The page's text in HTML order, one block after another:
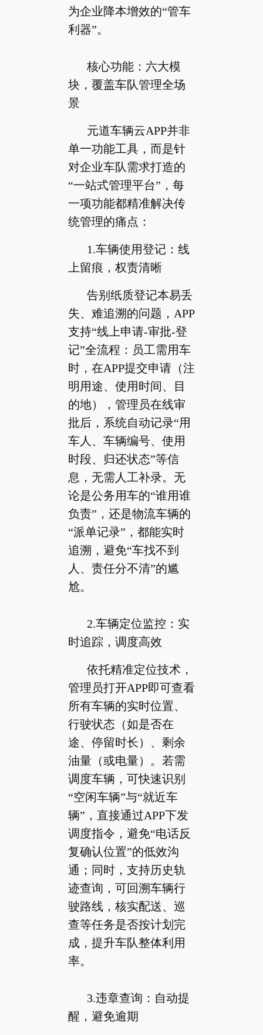
为企业降本增效的“管车
利器”。
核心功能：六大模
块，覆盖车队管理全场
景
元道车辆云APP并非
单一功能工具，而是针
对企业车队需求打造的
“一站式管理平台”，每
一项功能都精准解决传
统管理的痛点：
1.车辆使用登记：线
上留痕，权责清晰
告别纸质登记本易丢
失、难追溯的问题，APP
支持“线上申请-审批-登
记”全流程：员工需用车
时，在APP提交申请（注
明用途、使用时间、目
的地），管理员在线审
批后，系统自动记录“用
车人、车辆编号、使用
时段、归还状态”等信
息，无需人工补录。无
论是公务用车的“谁用谁
负责”，还是物流车辆的
“派单记录”，都能实时
追溯，避免“车找不到
人、责任分不清”的尴
尬。
2.车辆定位监控：实
时追踪，调度高效
依托精准定位技术，
管理员打开APP即可查看
所有车辆的实时位置、
行驶状态（如是否在
途、停留时长）、剩余
油量（或电量）。若需
调度车辆，可快速识别
“空闲车辆”与“就近车
辆”，直接通过APP下发
调度指令，避免“电话反
复确认位置”的低效沟
通；同时，支持历史轨
迹查询，可回溯车辆行
驶路线，核实配送、巡
查等任务是否按计划完
成，提升车队整体利用
率。
3.违章查询：自动提
醒，避免逾期